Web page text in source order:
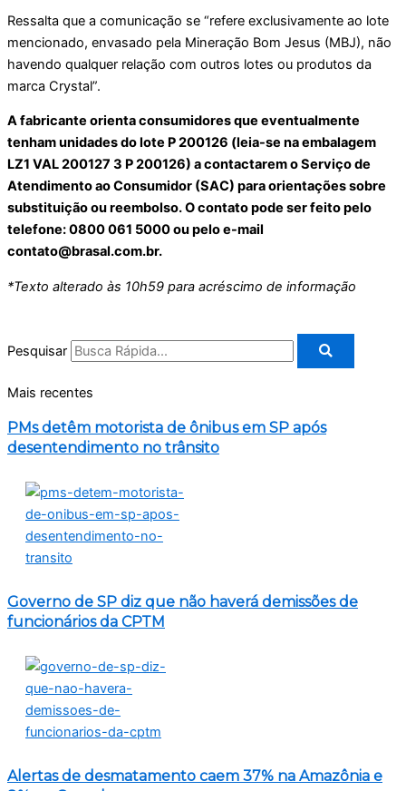
Ressalta que a comunicação se “refere exclusivamente ao lote
mencionado, envasado pela Mineração Bom Jesus (MBJ), não
havendo qualquer relação com outros lotes ou produtos da
marca Crystal”.
A fabricante orienta consumidores que eventualmente
tenham unidades do lote P 200126 (leia-se na embalagem
LZ1 VAL 200127 3 P 200126) a contactarem o Serviço de
Atendimento ao Consumidor (SAC) para orientações sobre
substituição ou reembolso. O contato pode ser feito pelo
telefone: 0800 061 5000 ou pelo e-mail
contato@brasal.com.br.
*Texto alterado às 10h59 para acréscimo de informação
Pesquisar
Mais recentes
PMs detêm motorista de ônibus em SP após
desentendimento no trânsito
Governo de SP diz que não haverá demissões de
funcionários da CPTM
Alertas de desmatamento caem 37% na Amazônia e